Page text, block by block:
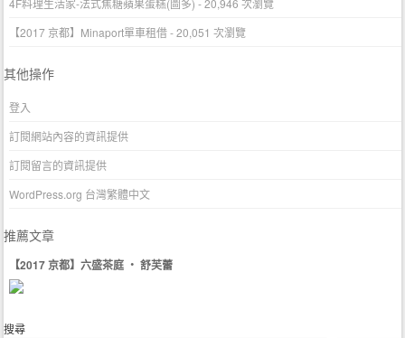
【2017 京都】Minaport單車租借- 20,051 次瀏覽
其他操作
登入
訂閱網站內容的資訊提供
訂閱留言的資訊提供
WordPress.org 台灣繁體中文
推薦文章
【2017 京都】六盛茶庭 ‧ 舒芙蕾
搜尋